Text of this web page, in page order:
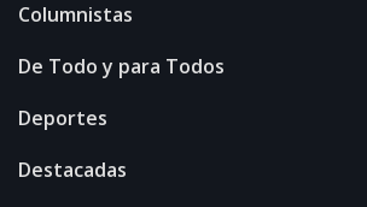
Columnistas
De Todo y para Todos
Deportes
Destacadas